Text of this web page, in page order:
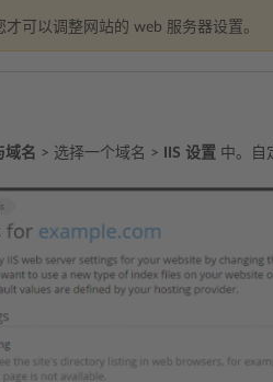
可以调整网站的 web 服务器设置。
域名 > 选择一个域名 > IIS 设置 中。自